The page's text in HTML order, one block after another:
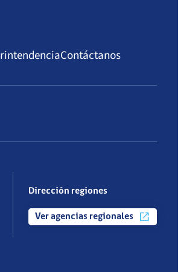
Contáctanos
Dirección regiones
Ver agencias regionales